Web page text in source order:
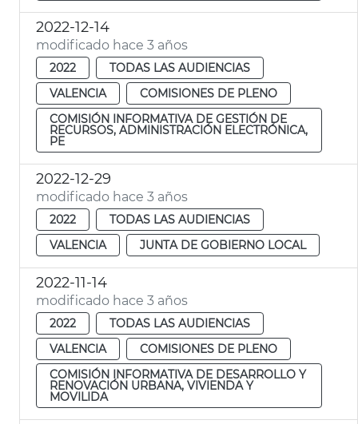
2022-12-14
modificado hace 3 años
2022
TODAS LAS AUDIENCIAS
VALENCIA
COMISIONES DE PLENO
COMISIÓN INFORMATIVA DE GESTIÓN DE
RECURSOS, ADMINISTRACIÓN ELECTRÓNICA,
PE
2022-12-29
modificado hace 3 años
2022
TODAS LAS AUDIENCIAS
VALENCIA
JUNTA DE GOBIERNO LOCAL
2022-11-14
modificado hace 3 años
2022
TODAS LAS AUDIENCIAS
VALENCIA
COMISIONES DE PLENO
COMISIÓN INFORMATIVA DE DESARROLLO Y
RENOVACIÓN URBANA, VIVIENDA Y
MOVILIDA